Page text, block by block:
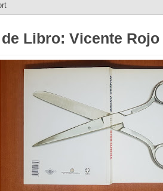
Libro: Vicente Rojo